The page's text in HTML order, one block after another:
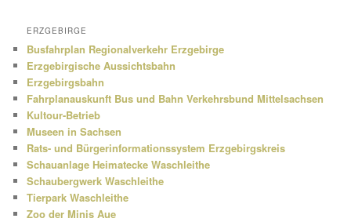
ERZGEBIRGE
Busfahrplan Regionalverkehr Erzgebirge
Erzgebirgische Aussichtsbahn
Erzgebirgsbahn
Fahrplanauskunft Bus und Bahn Verkehrsbund Mittelsachsen
Kultour-Betrieb
Museen in Sachsen
Rats- und Bürgerinformationssystem Erzgebirgskreis
Schauanlage Heimatecke Waschleithe
Schaubergwerk Waschleithe
Tierpark Waschleithe
Zoo der Minis Aue